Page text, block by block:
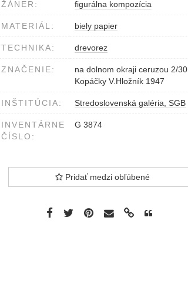
ŽÁNER: figurálna kompozícia
MATERIÁL: biely papier
TECHNIKA: drevorez
ZNAČENIE:
na dolnom okraji ceruzou 2/30
Kopáčky V.Hložník 1947
INŠTITÚCIA: Stredoslovenská galéria, SGB
INVENTÁRNE
ČÍSLO:
G 3874
Pridať medzi obľúbené